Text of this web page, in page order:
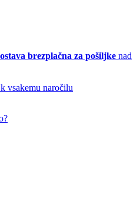
brezplačna za pošiljke nad
k vsakemu naročilu